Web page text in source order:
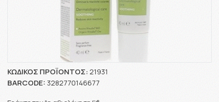
ΚΩΔΙΚΌΣ ΠΡΟΪΌΝΤΟΣ: 21931
BARCODE: 3282770146677